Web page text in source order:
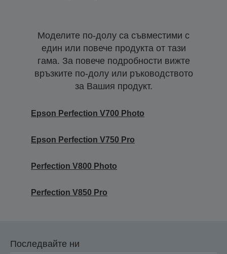
Моделите по-долу са съвместими с
един или повече продукта от тази
гама. За повече подробности вижте
връзките по-долу или ръководството
за Вашия продукт.
Epson Perfection V700 Photo
Epson Perfection V750 Pro
Perfection V800 Photo
Perfection V850 Pro
Последвайте ни